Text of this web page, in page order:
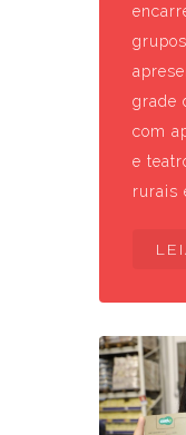
grade
com
e
rurais